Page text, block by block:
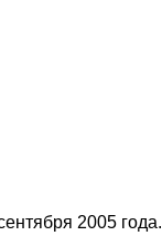
2005 года.